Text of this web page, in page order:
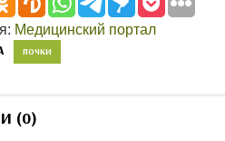
Медицинский портал
ПОЧКИ
(0)